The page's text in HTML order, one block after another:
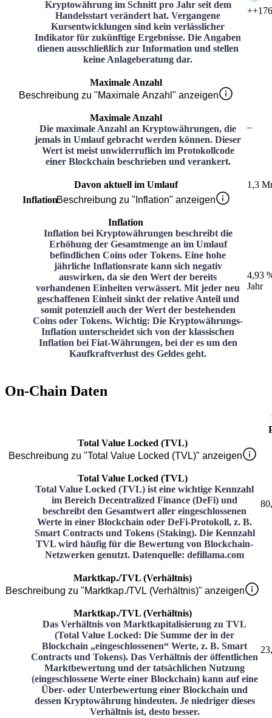
Kryptowährung im Schnitt pro Jahr seit dem
Handelsstart verändert hat. Vergangene
Kursentwicklungen sind kein verlässlicher
Indikator für zukünftige Ergebnisse. Die Angaben
dienen ausschließlich zur Information und stellen
keine Anlageberatung dar.
+
Maximale Anzahl
Beschreibung zu "Maximale Anzahl" anzeigen
Maximale Anzahl
Die maximale Anzahl an Kryptowährungen, die
jemals in Umlauf gebracht werden können. Dieser
Wert ist meist unwiderruflich im Protokollcode
einer Blockchain beschrieben und verankert.
–
Davon aktuell im Umlauf
1,3
InflationBeschreibung zu "Inflation" anzeigen
Inflation
Inflation bei Kryptowährungen beschreibt die
Erhöhung der Gesamtmenge an im Umlauf
befindlichen Coins oder Tokens. Eine hohe
jährliche Inflationsrate kann sich negativ
auswirken, da sie den Wert der bereits
vorhandenen Einheiten verwässert. Mit jeder neu
geschaffenen Einheit sinkt der relative Anteil und
somit potenziell auch der Wert der bestehenden
Coins oder Tokens. Wichtig: Die Kryptowährungs-
Inflation unterscheidet sich von der klassischen
Inflation bei Fiat-Währungen, bei der es um den
Kaufkraftverlust des Geldes geht.
4,93
Jahr
On-Chain Daten
Total Value Locked (TVL)
Beschreibung zu "Total Value Locked (TVL)" anzeigen
Total Value Locked (TVL)
Total Value Locked (TVL) ist eine wichtige Kennzahl
im Bereich Decentralized Finance (DeFi) und
beschreibt den Gesamtwert aller eingeschlossenen
Werte in einer Blockchain oder DeFi-Protokoll, z. B.
Smart Contracts und Tokens (Staking). Die Kennzahl
TVL wird häufig für die Bewertung von Blockchain-
Netzwerken genutzt. Datenquelle: defillama.com
Marktkap./TVL (Verhältnis)
Beschreibung zu "Marktkap./TVL (Verhältnis)" anzeigen
Marktkap./TVL (Verhältnis)
Das Verhältnis von Marktkapitalisierung zu TVL
(Total Value Locked: Die Summe der in der
Blockchain „eingeschlossenen“ Werte, z. B. Smart
Contracts und Tokens). Das Verhältnis der öffentlichen
Marktbewertung und der tatsächlichen Nutzung
(eingeschlossene Werte einer Blockchain) kann auf eine
Über- oder Unterbewertung einer Blockchain und
dessen Kryptowährung hindeuten. Je niedriger dieses
Verhältnis ist, desto besser.